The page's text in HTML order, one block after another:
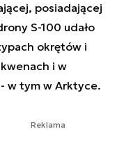
posiadającej
S-100 udało
okrętów i
i w
w tym w Arktyce.
Reklama